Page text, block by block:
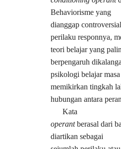
Behaviorisme yang
dianggap
perilaku responnya,
teori belajar yang
berpengaruh
psikologi belajar
memikirkan tingkah
hubungan antara
Kata
operantberasal dari
diartikan sebagai